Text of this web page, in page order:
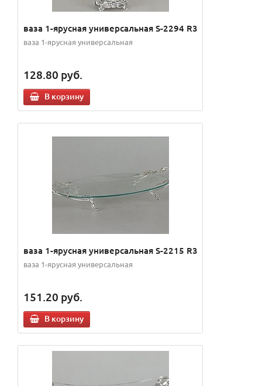
ваза 1-ярусная универсальная S-2294 R3
ваза 1-ярусная универсальная
128.80 руб.
В корзину
ваза 1-ярусная универсальная S-2215 R3
ваза 1-ярусная универсальная
151.20 руб.
В корзину